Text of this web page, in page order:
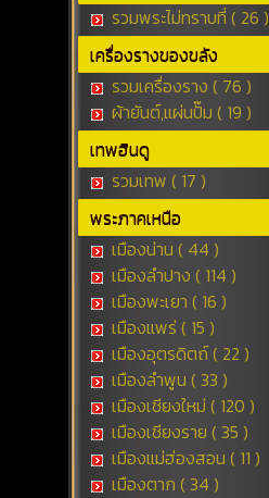
รวมพระไม่ทราบที่ ( 26 )
เครื่องรางของขลัง
รวมเครื่องราง ( 76 )
ผ้ายันต์,แผ่นปั๊ม ( 19 )
เทพฮินดู
รวมเทพ ( 17 )
พระภาคเหนือ
เมืองน่าน ( 44 )
เมืองลำปาง ( 114 )
เมืองพะเยา ( 16 )
เมืองแพร่ ( 15 )
เมืองอุตรดิตถ์ ( 22 )
เมืองลำพูน ( 33 )
เมืองเชียงใหม่ ( 120 )
เมืองเชียงราย ( 35 )
เมืองแม่ฮ่องสอน ( 11 )
เมืองตาก ( 34 )